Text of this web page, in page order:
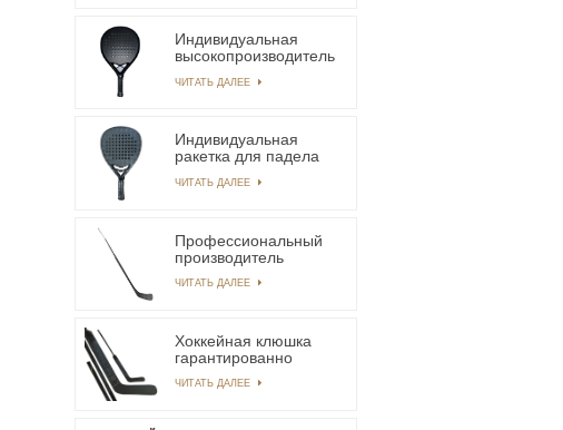
Индивидуальная
высокопроизводительная
из углеродного
ЧИТАТЬ ДАЛЕЕ
Индивидуальная
ракетка для падела
волокна Advance
ЧИТАТЬ ДАЛЕЕ
Профессиональный
производитель
углеродного волокна
ЧИТАТЬ ДАЛЕЕ
Хоккейная клюшка
гарантированно
подходящая для
ЧИТАТЬ ДАЛЕЕ